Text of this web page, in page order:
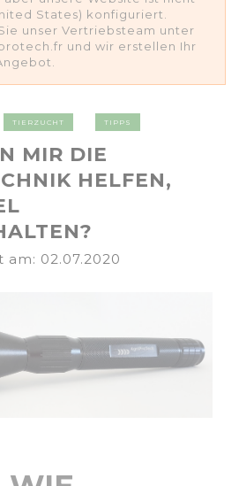
States) konfiguriert.
unser Vertriebsteam unter
und wir erstellen Ihr
TIERZUCHT TIPPS
MIR DIE
HELFEN,
02.07.2020